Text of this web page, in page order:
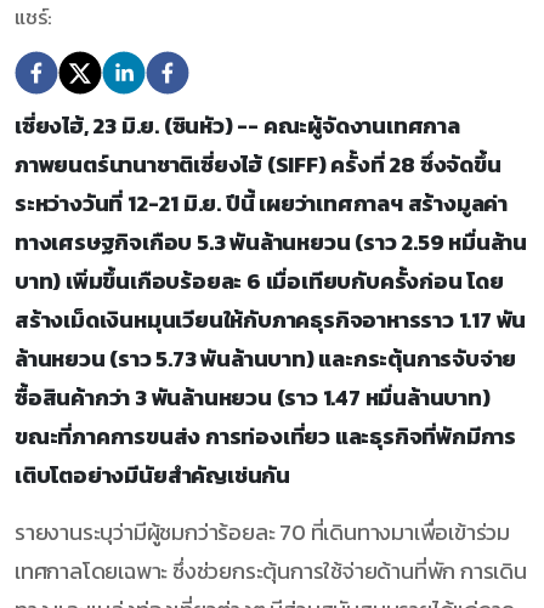
แชร์:
เซี่ยงไฮ้, 23 มิ.ย. (ซินหัว) -- คณะผู้จัดงานเทศกาล
ภาพยนตร์นานาชาติเซี่ยงไฮ้ (SIFF) ครั้งที่ 28 ซึ่งจัดขึ้น
ระหว่างวันที่ 12-21 มิ.ย. ปีนี้ เผยว่าเทศกาลฯ สร้างมูลค่า
ทางเศรษฐกิจเกือบ 5.3 พันล้านหยวน (ราว 2.59 หมื่นล้าน
บาท) เพิ่มขึ้นเกือบร้อยละ 6 เมื่อเทียบกับครั้งก่อน โดย
สร้างเม็ดเงินหมุนเวียนให้กับภาคธุรกิจอาหารราว 1.17 พัน
ล้านหยวน (ราว 5.73 พันล้านบาท) และกระตุ้นการจับจ่าย
ซื้อสินค้ากว่า 3 พันล้านหยวน (ราว 1.47 หมื่นล้านบาท)
ขณะที่ภาคการขนส่ง การท่องเที่ยว และธุรกิจที่พักมีการ
เติบโตอย่างมีนัยสำคัญเช่นกัน
รายงานระบุว่ามีผู้ชมกว่าร้อยละ 70 ที่เดินทางมาเพื่อเข้าร่วม
เทศกาลโดยเฉพาะ ซึ่งช่วยกระตุ้นการใช้จ่ายด้านที่พัก การเดิน